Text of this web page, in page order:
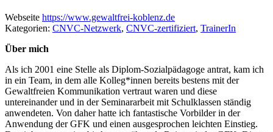
Webseite https://www.gewaltfrei-koblenz.de
Kategorien: CNVC-Netzwerk, CNVC-zertifiziert, TrainerIn
Über mich
Als ich 2001 eine Stelle als Diplom-Sozialpädagoge antrat, kam ich
in ein Team, in dem alle Kolleg*innen bereits bestens mit der
Gewaltfreien Kommunikation vertraut waren und diese
untereinander und in der Seminararbeit mit Schulklassen ständig
anwendeten. Von daher hatte ich fantastische Vorbilder in der
Anwendung der GFK und einen ausgesprochen leichten Einstieg.